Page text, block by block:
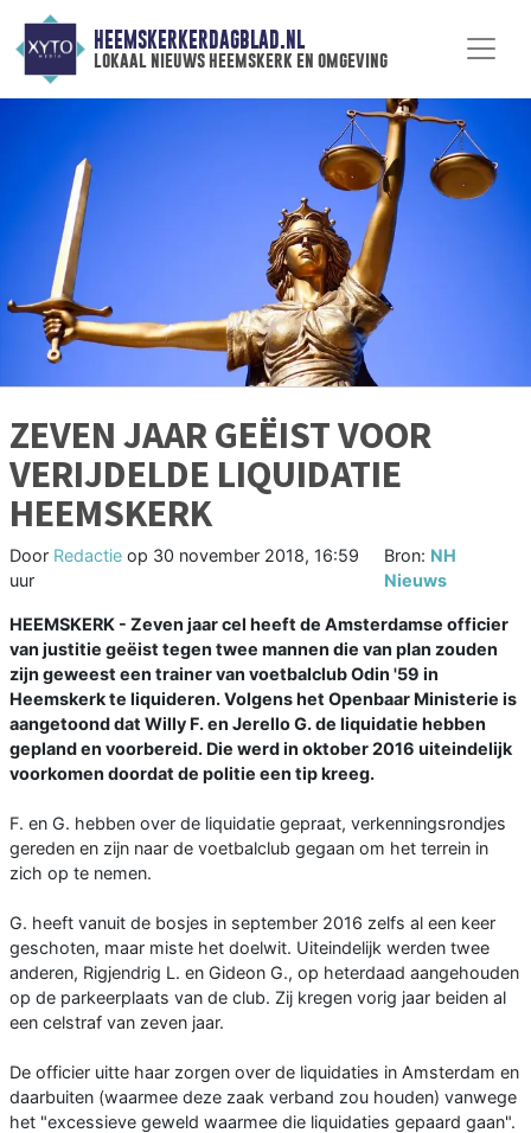
HEEMSKERKERDAGBLAD.NL
lokaal nieuws heemskerk en omgeving
ZEVEN JAAR GEËIST VOOR
VERIJDELDE LIQUIDATIE
HEEMSKERK
Door Redactie op 30 november 2018, 16:59
uur
Bron: NH
Nieuws
HEEMSKERK - Zeven jaar cel heeft de Amsterdamse officier
van justitie geëist tegen twee mannen die van plan zouden
zijn geweest een trainer van voetbalclub Odin '59 in
Heemskerk te liquideren. Volgens het Openbaar Ministerie is
aangetoond dat Willy F. en Jerello G. de liquidatie hebben
gepland en voorbereid. Die werd in oktober 2016 uiteindelijk
voorkomen doordat de politie een tip kreeg.
F. en G. hebben over de liquidatie gepraat, verkenningsrondjes
gereden en zijn naar de voetbalclub gegaan om het terrein in
zich op te nemen.
G. heeft vanuit de bosjes in september 2016 zelfs al een keer
geschoten, maar miste het doelwit. Uiteindelijk werden twee
anderen, Rigjendrig L. en Gideon G., op heterdaad aangehouden
op de parkeerplaats van de club. Zij kregen vorig jaar beiden al
een celstraf van zeven jaar.
De officier uitte haar zorgen over de liquidaties in Amsterdam en
daarbuiten (waarmee deze zaak verband zou houden) vanwege
het "excessieve geweld waarmee die liquidaties gepaard gaan".